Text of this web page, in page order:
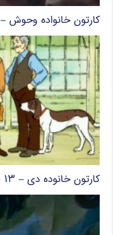
کارتون خانواده وحوش – ۲۲ قسمتی (دوبله فارسی)
کارتون خانوده دی – ۱۳ قسمتی (دوبله فارسی)